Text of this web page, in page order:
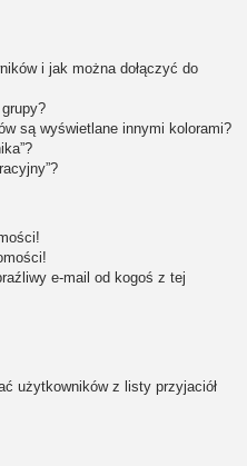
i jak można dołączyć do
są wyświetlane innymi kolorami?
e-mail od kogoś z tej
użytkowników z listy przyjaciół